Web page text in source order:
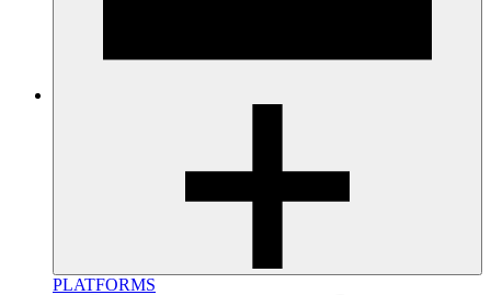
PLATFORMS